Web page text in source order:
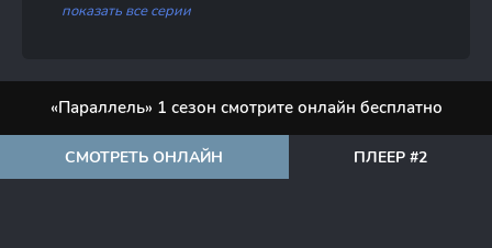
показать все серии
«Параллель» 1 сезон смотрите онлайн бесплатно
СМОТРЕТЬ ОНЛАЙН ПЛЕЕР #2